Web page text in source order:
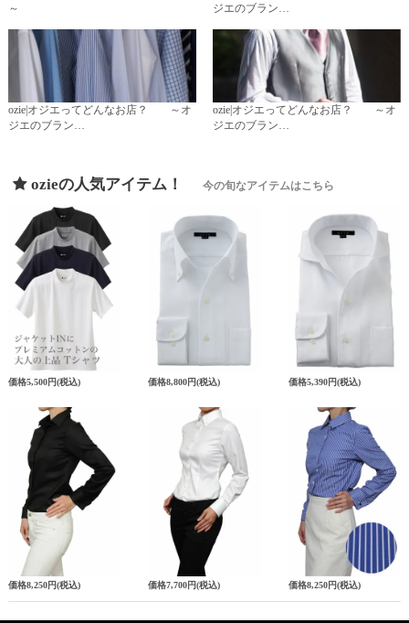
～
ジエのブラン…
ozie|オジエってどんなお店？ ～オ
ジエのブラン…
ozie|オジエってどんなお店？ ～オ
ジエのブラン…
ozieの人気アイテム！ 今の旬なアイテムはこちら
価格5,500円(税込) 価格8,800円(税込) 価格5,390円(税込)
価格8,250円(税込) 価格7,700円(税込) 価格8,250円(税込)